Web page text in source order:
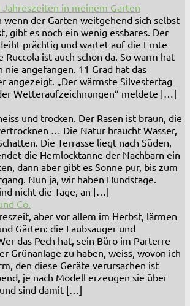
Jahreszeiten in meinem Garten
wenn der Garten weitgehend sich selbst
gibt es noch ein wenig essbares. Der
prächtig und wartet auf die Ernte
Ruccola ist auch schon da. So warm hat
nie angefangen. 11 Grad hat das
angezeigt. „Der wärmste Silvestertag
Wetteraufzeichnungen“ meldete […]
und trocken. Der Rasen ist braun, die
… Die Natur braucht Wasser,
Die Terrasse liegt nach Süden,
die Hemlocktanne der Nachbarn ein
dann aber gibt es Sonne pur, bis zum
Nun ja, wir haben Hundstage.
nicht die Tage, an […]
Co.
aber vor allem im Herbst, lärmen
Gärten: die Laubsauger und
das Pech hat, sein Büro im Parterre
Grünanlage zu haben, weiss, wovon ich
den diese Geräte verursachen ist
je nach Modell erzeugen sie über
sind damit […]